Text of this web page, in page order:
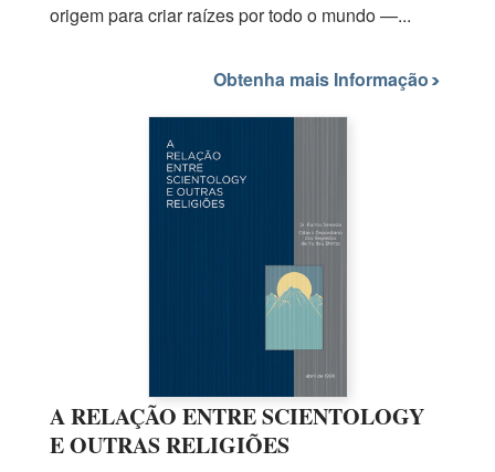
origem para criar raízes por todo o mundo —...
Obtenha mais Informação
A RELAÇÃO ENTRE SCIENTOLOGY
E OUTRAS RELIGIÕES